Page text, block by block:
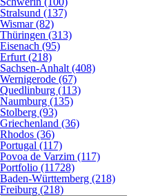
Stralsund (137)
Wismar (82)
Thüringen (313)
Eisenach (95)
Erfurt (218)
Sachsen-Anhalt (408)
Wernigerode (67)
Quedlinburg (113)
Naumburg (135)
Stolberg (93)
Griechenland (36)
Rhodos (36)
Portugal (117)
Povoa de Varzim (117)
Portfolio (11728)
Baden-Württemberg (218)
Freiburg (218)